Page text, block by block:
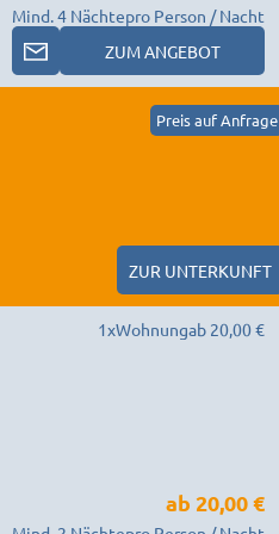
Mind. 4 Nächtepro Person / Nacht
ZUM ANGEBOT
Preis auf Anfrage
ZUR UNTERKUNFT
1xWohnungab 20,00 €
ab 20,00 €